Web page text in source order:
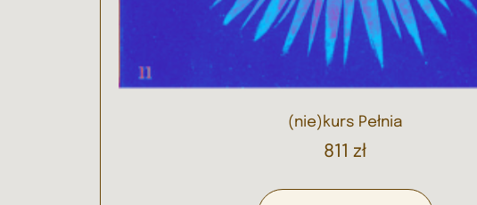
(nie)kurs Pełnia
811 zł